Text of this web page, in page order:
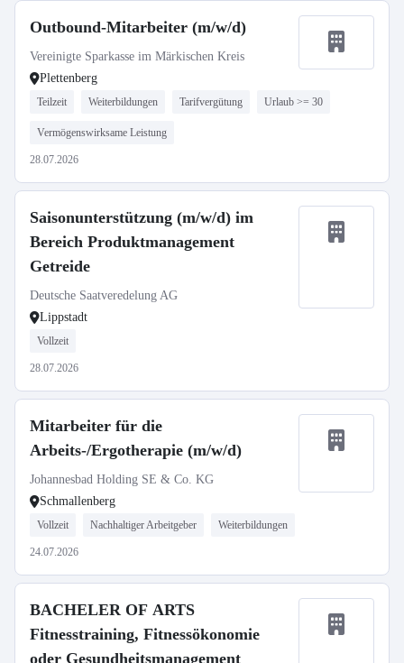
Outbound-Mitarbeiter (m/w/d)
Vereinigte Sparkasse im Märkischen Kreis
Plettenberg
Teilzeit Weiterbildungen Tarifvergütung Urlaub >= 30
Vermögenswirksame Leistung
28.07.2026
Saisonunterstützung (m/w/d) im
Bereich Produktmanagement
Getreide
Deutsche Saatveredelung AG
Lippstadt
Vollzeit
28.07.2026
Mitarbeiter für die
Arbeits-/Ergotherapie (m/w/d)
Johannesbad Holding SE & Co. KG
Schmallenberg
Vollzeit Nachhaltiger Arbeitgeber Weiterbildungen
24.07.2026
BACHELER OF ARTS
Fitnesstraining, Fitnessökonomie
oder Gesundheitsmanagement